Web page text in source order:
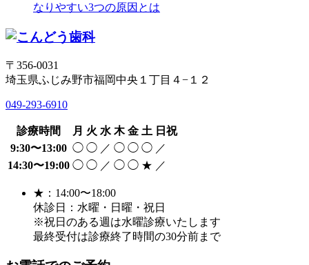
なりやすい3つの原因とは
〒356-0031
埼玉県ふじみ野市福岡中央１丁目４−１２
049-293-6910
診療時間 月 火 水 木 金 土 日祝
9:30〜13:00 ◯ ◯ ／ ◯ ◯ ◯ ／
14:30〜19:00 ◯ ◯ ／ ◯ ◯ ★ ／
★：14:00〜18:00
休診日：水曜・日曜・祝日
※祝日のある週は水曜診療いたします
最終受付は診療終了時間の30分前まで